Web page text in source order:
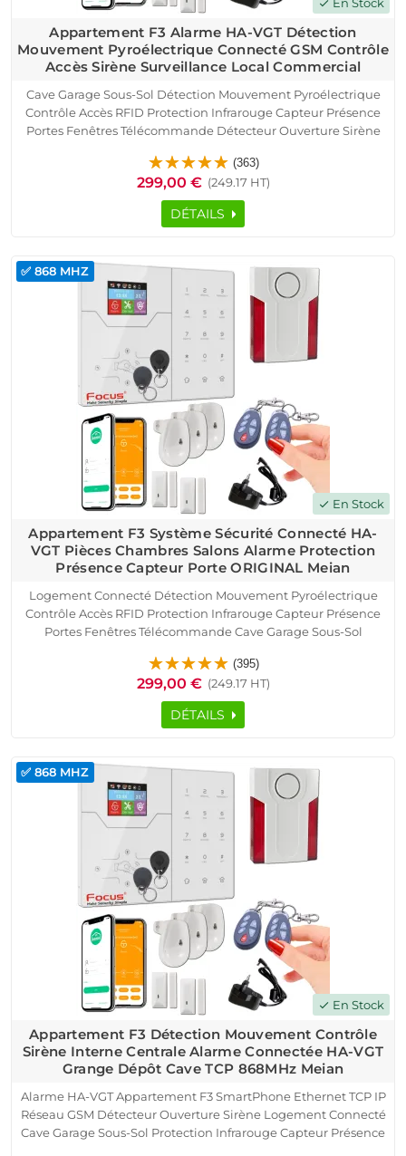
check
Appartement F3 Alarme HA-VGT Détection
Mouvement Pyroélectrique Connecté GSM Contrôle
Accès Sirène Surveillance Local Commercial
Cave Garage Sous-Sol Détection Mouvement Pyroélectrique
Contrôle Accès RFID Protection Infrarouge Capteur Présence
Portes Fenêtres Télécommande Détecteur Ouverture Sirène
GSM Alarme HA-VGT Appartement F3
(363)
299,00 € (249.17 HT)
DÉTAILS
check En Stock
✅ 868 MHZ
Appartement F3 Système Sécurité Connecté HA-
VGT Pièces Chambres Salons Alarme Protection
Présence Capteur Porte ORIGINAL Meian
Logement Connecté Détection Mouvement Pyroélectrique
Contrôle Accès RFID Protection Infrarouge Capteur Présence
Portes Fenêtres Télécommande Cave Garage Sous-Sol
Appartement F3 Détecteur Ouverture Sirène
(395)
299,00 € (249.17 HT)
DÉTAILS
check En Stock
✅ 868 MHZ
Appartement F3 Détection Mouvement Contrôle
Sirène Interne Centrale Alarme Connectée HA-VGT
Grange Dépôt Cave TCP 868MHz Meian
Alarme HA-VGT Appartement F3 SmartPhone Ethernet TCP IP
Réseau GSM Détecteur Ouverture Sirène Logement Connecté
Cave Garage Sous-Sol Protection Infrarouge Capteur Présence